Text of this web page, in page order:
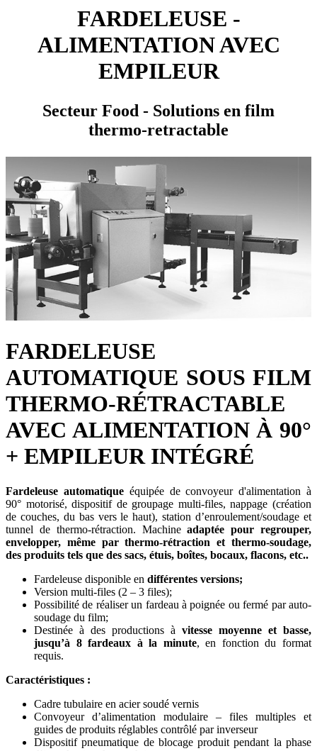
FARDELEUSE -
ALIMENTATION AVEC
EMPILEUR
Secteur Food - Solutions en film
thermo-retractable
FARDELEUSE
AUTOMATIQUE SOUS FILM
THERMO-RÉTRACTABLE
AVEC ALIMENTATION À 90°
+ EMPILEUR INTÉGRÉ
Fardeleuse automatique équipée de convoyeur d'alimentation à
90° motorisé, dispositif de groupage multi-files, nappage (création
de couches, du bas vers le haut), station d’enroulement/soudage et
tunnel de thermo-rétraction. Machineadaptée pour regrouper,
envelopper, même par thermo-rétraction et thermo-soudage,
des produits tels que des sacs, étuis, boîtes, bocaux, flacons, etc..
Fardeleuse disponible en différentes versions;
Version multi-files (2 – 3 files);
Possibilité de réaliser un fardeau à poignée ou fermé par auto-
soudage du film;
Destinée à des productions à vitesse moyenne et basse,
jusqu’à 8 fardeaux à la minute, en fonction du format
requis.
Caractéristiques :
Cadre tubulaire en acier soudé vernis
Convoyeur d’alimentation modulaire – files multiples et
guides de produits réglables contrôlé par inverseur
Dispositif pneumatique de blocage produit pendant la phase